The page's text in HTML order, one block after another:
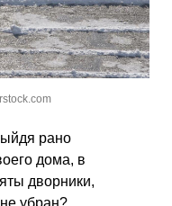
рано
дома, в
дворники,